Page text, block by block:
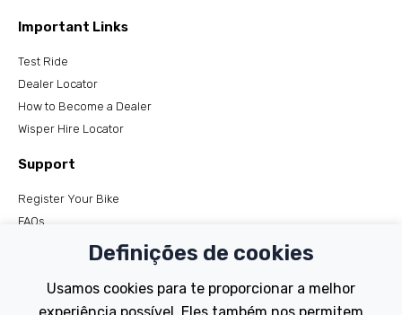
Important Links
Test Ride
Dealer Locator
How to Become a Dealer
Wisper Hire Locator
Support
Register Your Bike
FAQs
Definições de cookies
Usamos cookies para te proporcionar a melhor